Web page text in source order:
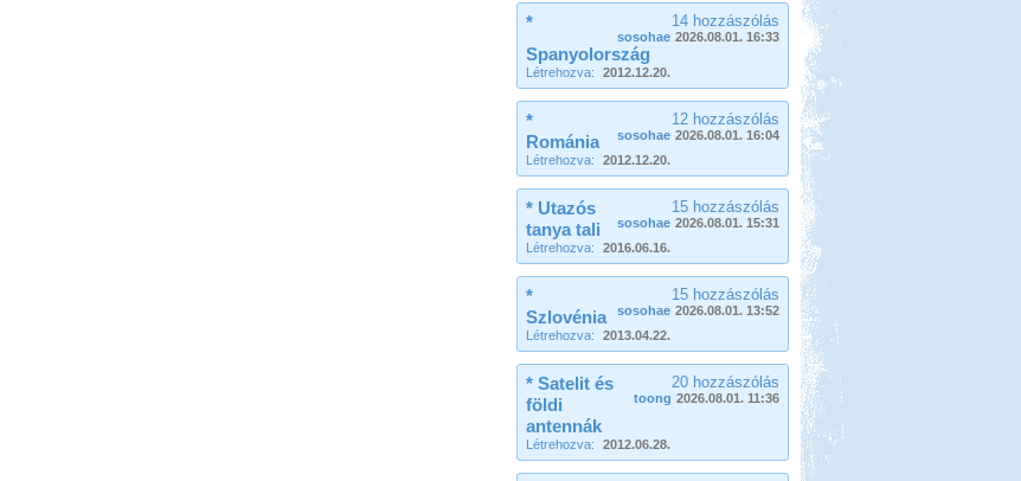
14 hozzászólás
sosohae 2026.08.01. 16:33
*
Spanyolország
Létrehozva: 2012.12.20.
12 hozzászólás
sosohae 2026.08.01. 16:04
*
Románia
Létrehozva: 2012.12.20.
15 hozzászólás
sosohae 2026.08.01. 15:31
* Utazós
tanya tali
Létrehozva: 2016.06.16.
15 hozzászólás
sosohae 2026.08.01. 13:52
*
Szlovénia
Létrehozva: 2013.04.22.
20 hozzászólás
toong 2026.08.01. 11:36
* Satelit és
földi
antennák
Létrehozva: 2012.06.28.